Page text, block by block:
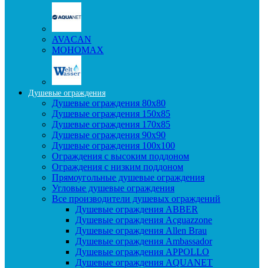
AVACAN
МОНОМАХ
Душевые ограждения
Душевые ограждения 80x80
Душевые ограждения 150x85
Душевые ограждения 170x85
Душевые ограждения 90x90
Душевые ограждения 100x100
Ограждения с высоким поддоном
Ограждения с низким поддоном
Прямоугольные душевые ограждения
Угловые душевые ограждения
Все производители душевых ограждений
Душевые ограждения ABBER
Душевые ограждения Acguazzone
Душевые ограждения Allen Brau
Душевые ограждения Ambassador
Душевые ограждения APPOLLO
Душевые ограждения AQUANET